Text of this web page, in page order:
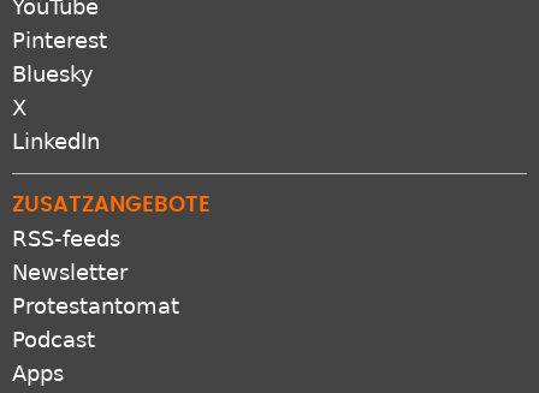
Pinterest
Bluesky
X
LinkedIn
RSS-feeds
Newsletter
Protestantomat
Podcast
Apps